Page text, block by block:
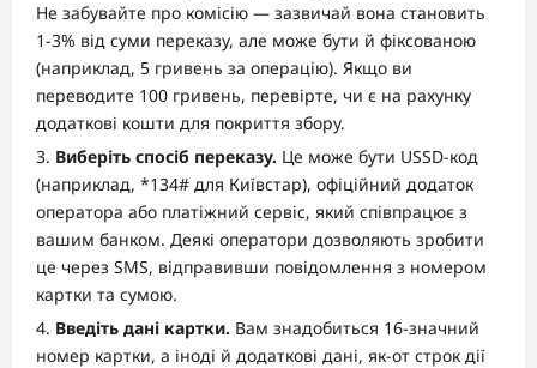
Не забувайте про комісію — зазвичай вона становить
1-3% від суми переказу, але може бути й фіксованою
(наприклад, 5 гривень за операцію). Якщо ви
переводите 100 гривень, перевірте, чи є на рахунку
додаткові кошти для покриття збору.
Виберіть спосіб переказу. Це може бути USSD-код
(наприклад, *134# для Київстар), офіційний додаток
оператора або платіжний сервіс, який співпрацює з
вашим банком. Деякі оператори дозволяють зробити
це через SMS, відправивши повідомлення з номером
картки та сумою.
Введіть дані картки. Вам знадобиться 16-значний
номер картки, а іноді й додаткові дані, як-от строк дії